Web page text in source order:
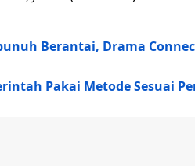
Berantai, Drama
Pakai Metode Sesuai